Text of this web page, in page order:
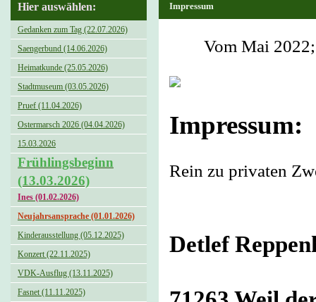
Hier auswählen:
Gedanken zum Tag (22.07.2026)
Saengerbund (14.06.2026)
Heimatkunde (25.05.2026)
Stadtmuseum (03.05.2026)
Pruef (11.04.2026)
Ostermarsch 2026 (04.04.2026)
15.03.2026
Frühlingsbeginn
(13.03.2026)
Ines (01.02.2026)
Neujahrsansprache (01.01.2026)
Kinderausstellung (05.12.2025)
Konzert (22.11.2025)
VDK-Ausflug (13.11.2025)
Fasnet (11.11.2025)
Impressum
Vom Mai
Impressum:
Rein zu privaten
Detlef